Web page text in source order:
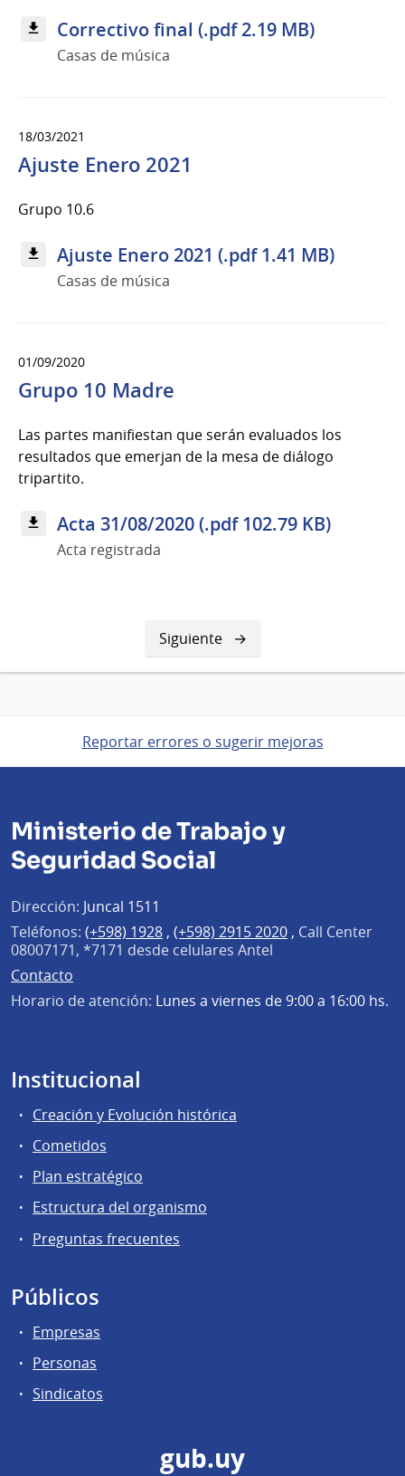
Correctivo final (.pdf 2.19 MB)
Casas de música
18/03/2021
Ajuste Enero 2021
Grupo 10.6
Ajuste Enero 2021 (.pdf 1.41 MB)
Casas de música
01/09/2020
Grupo 10 Madre
Las partes manifiestan que serán evaluados los
resultados que emerjan de la mesa de diálogo
tripartito.
Acta 31/08/2020 (.pdf 102.79 KB)
Acta registrada
Siguiente
página
Siguiente
Reportar errores o sugerir mejoras
Ministerio de Trabajo y
Seguridad Social
Dirección: Juncal 1511
Teléfonos: (+598) 1928 , (+598) 2915 2020 , Call Center
08007171, *7171 desde celulares Antel
Contacto
Horario de atención: Lunes a viernes de 9:00 a 16:00 hs.
Institucional
Creación y Evolución histórica
Cometidos
Plan estratégico
Estructura del organismo
Preguntas frecuentes
Públicos
Empresas
Personas
Sindicatos
gub.uy